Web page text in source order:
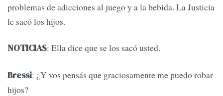
problemas de adicciones al juego y a la bebida. La Justicia
le sacó los hijos.
NOTICIAS: Ella dice que se los sacó usted.
Bressi: ¿Y vos pensás que graciosamente me puedo robar
hijos?